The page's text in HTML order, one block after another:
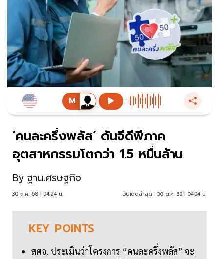
‘คนละครึ่งพลัส’ ดันจีดีพีภาค
อุตสาหกรรมโตกว่า 1.5 หมื่นล้าน
By ฐานเศรษฐกิจ
30 ต.ค. 68 | 04:24 น. อัปเดตล่าสุด : 30 ต.ค. 68 | 04:24 น.
KEY POINTS
สศอ. ประเมินว่าโครงการ “คนละครึ่งพลัส” จะ